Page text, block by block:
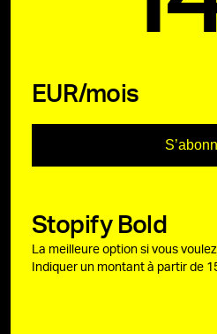
EUR/mois
Stopify Bold
La meilleure option si vous
Indiquer un montant à partir de